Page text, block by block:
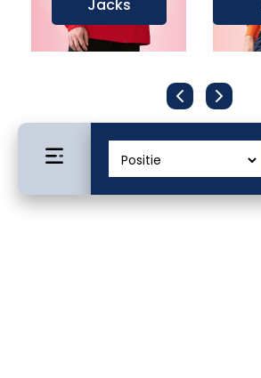
Jacks